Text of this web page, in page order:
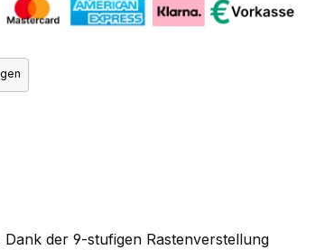
der 9-stufigen Rastenverstellung